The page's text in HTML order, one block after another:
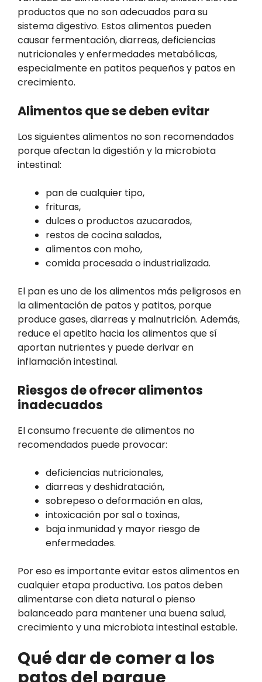
productos que no son adecuados para su
sistema digestivo. Estos alimentos pueden
causar fermentación, diarreas, deficiencias
nutricionales y enfermedades metabólicas,
especialmente en patitos pequeños y patos en
crecimiento.
Alimentos que se deben evitar
Los siguientes alimentos no son recomendados
porque afectan la digestión y la microbiota
intestinal:
pan de cualquier tipo,
frituras,
dulces o productos azucarados,
restos de cocina salados,
alimentos con moho,
comida procesada o industrializada.
El pan es uno de los alimentos más peligrosos en
la alimentación de patos y patitos, porque
produce gases, diarreas y malnutrición. Además,
reduce el apetito hacia los alimentos que sí
aportan nutrientes y puede derivar en
inflamación intestinal.
Riesgos de ofrecer alimentos
inadecuados
El consumo frecuente de alimentos no
recomendados puede provocar:
deficiencias nutricionales,
diarreas y deshidratación,
sobrepeso o deformación en alas,
intoxicación por sal o toxinas,
baja inmunidad y mayor riesgo de
enfermedades.
Por eso es importante evitar estos alimentos en
cualquier etapa productiva. Los patos deben
alimentarse con dieta natural o pienso
balanceado para mantener una buena salud,
crecimiento y una microbiota intestinal estable.
Qué dar de comer a los